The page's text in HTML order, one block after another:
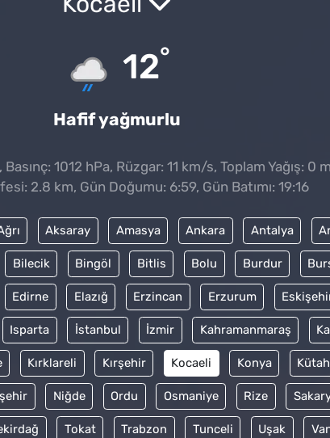
12°
Hafif yağmurlu
, Basınç: 1012 hPa, Rüzgar: 11 km/s, Toplam Yağış: 0
2.8 km, Gün Doğumu: 6:59, Gün Batımı: 19:16
Aksaray Amasya Ankara Antalya
Bilecik Bingöl Bitlis Bolu Burdur
Edirne Elazığ Erzincan Erzurum
Isparta İstanbul İzmir Kahramanmaraş
Kırklareli Kırşehir Kocaeli Konya
Niğde Ordu Osmaniye Rize
Tokat Trabzon Tunceli Uşak